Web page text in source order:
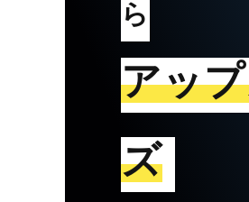
ら
アッ
ズ